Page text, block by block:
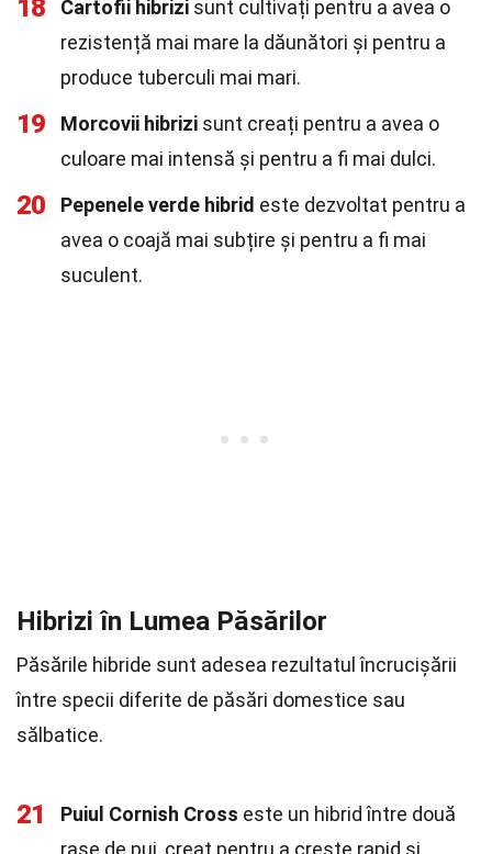
18 Cartofii hibrizi sunt cultivați pentru a avea o
rezistență mai mare la dăunători și pentru a
produce tuberculi mai mari.
19 Morcovii hibrizi sunt creați pentru a avea o
culoare mai intensă și pentru a fi mai dulci.
20 Pepenele verde hibrid este dezvoltat pentru a
avea o coajă mai subțire și pentru a fi mai
suculent.
Hibrizi în Lumea Păsărilor
Păsările hibride sunt adesea rezultatul încrucișării
între specii diferite de păsări domestice sau
sălbatice.
21 Puiul Cornish Cross este un hibrid între două
rase de pui, creat pentru a crește rapid și